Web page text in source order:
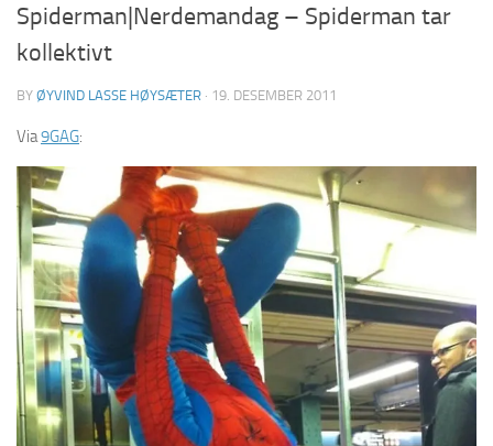
Spiderman|Nerdemandag – Spiderman tar
kollektivt
BY ØYVIND LASSE HØYSÆTER · 19. DESEMBER 2011
Via9GAG: